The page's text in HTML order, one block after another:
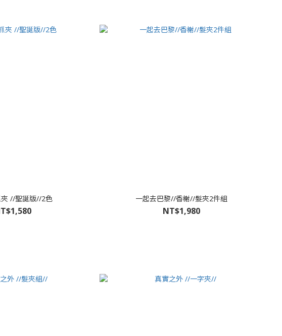
//聖誕版//2色 一起去巴黎//香榭//髮夾2件組
NT$1,980